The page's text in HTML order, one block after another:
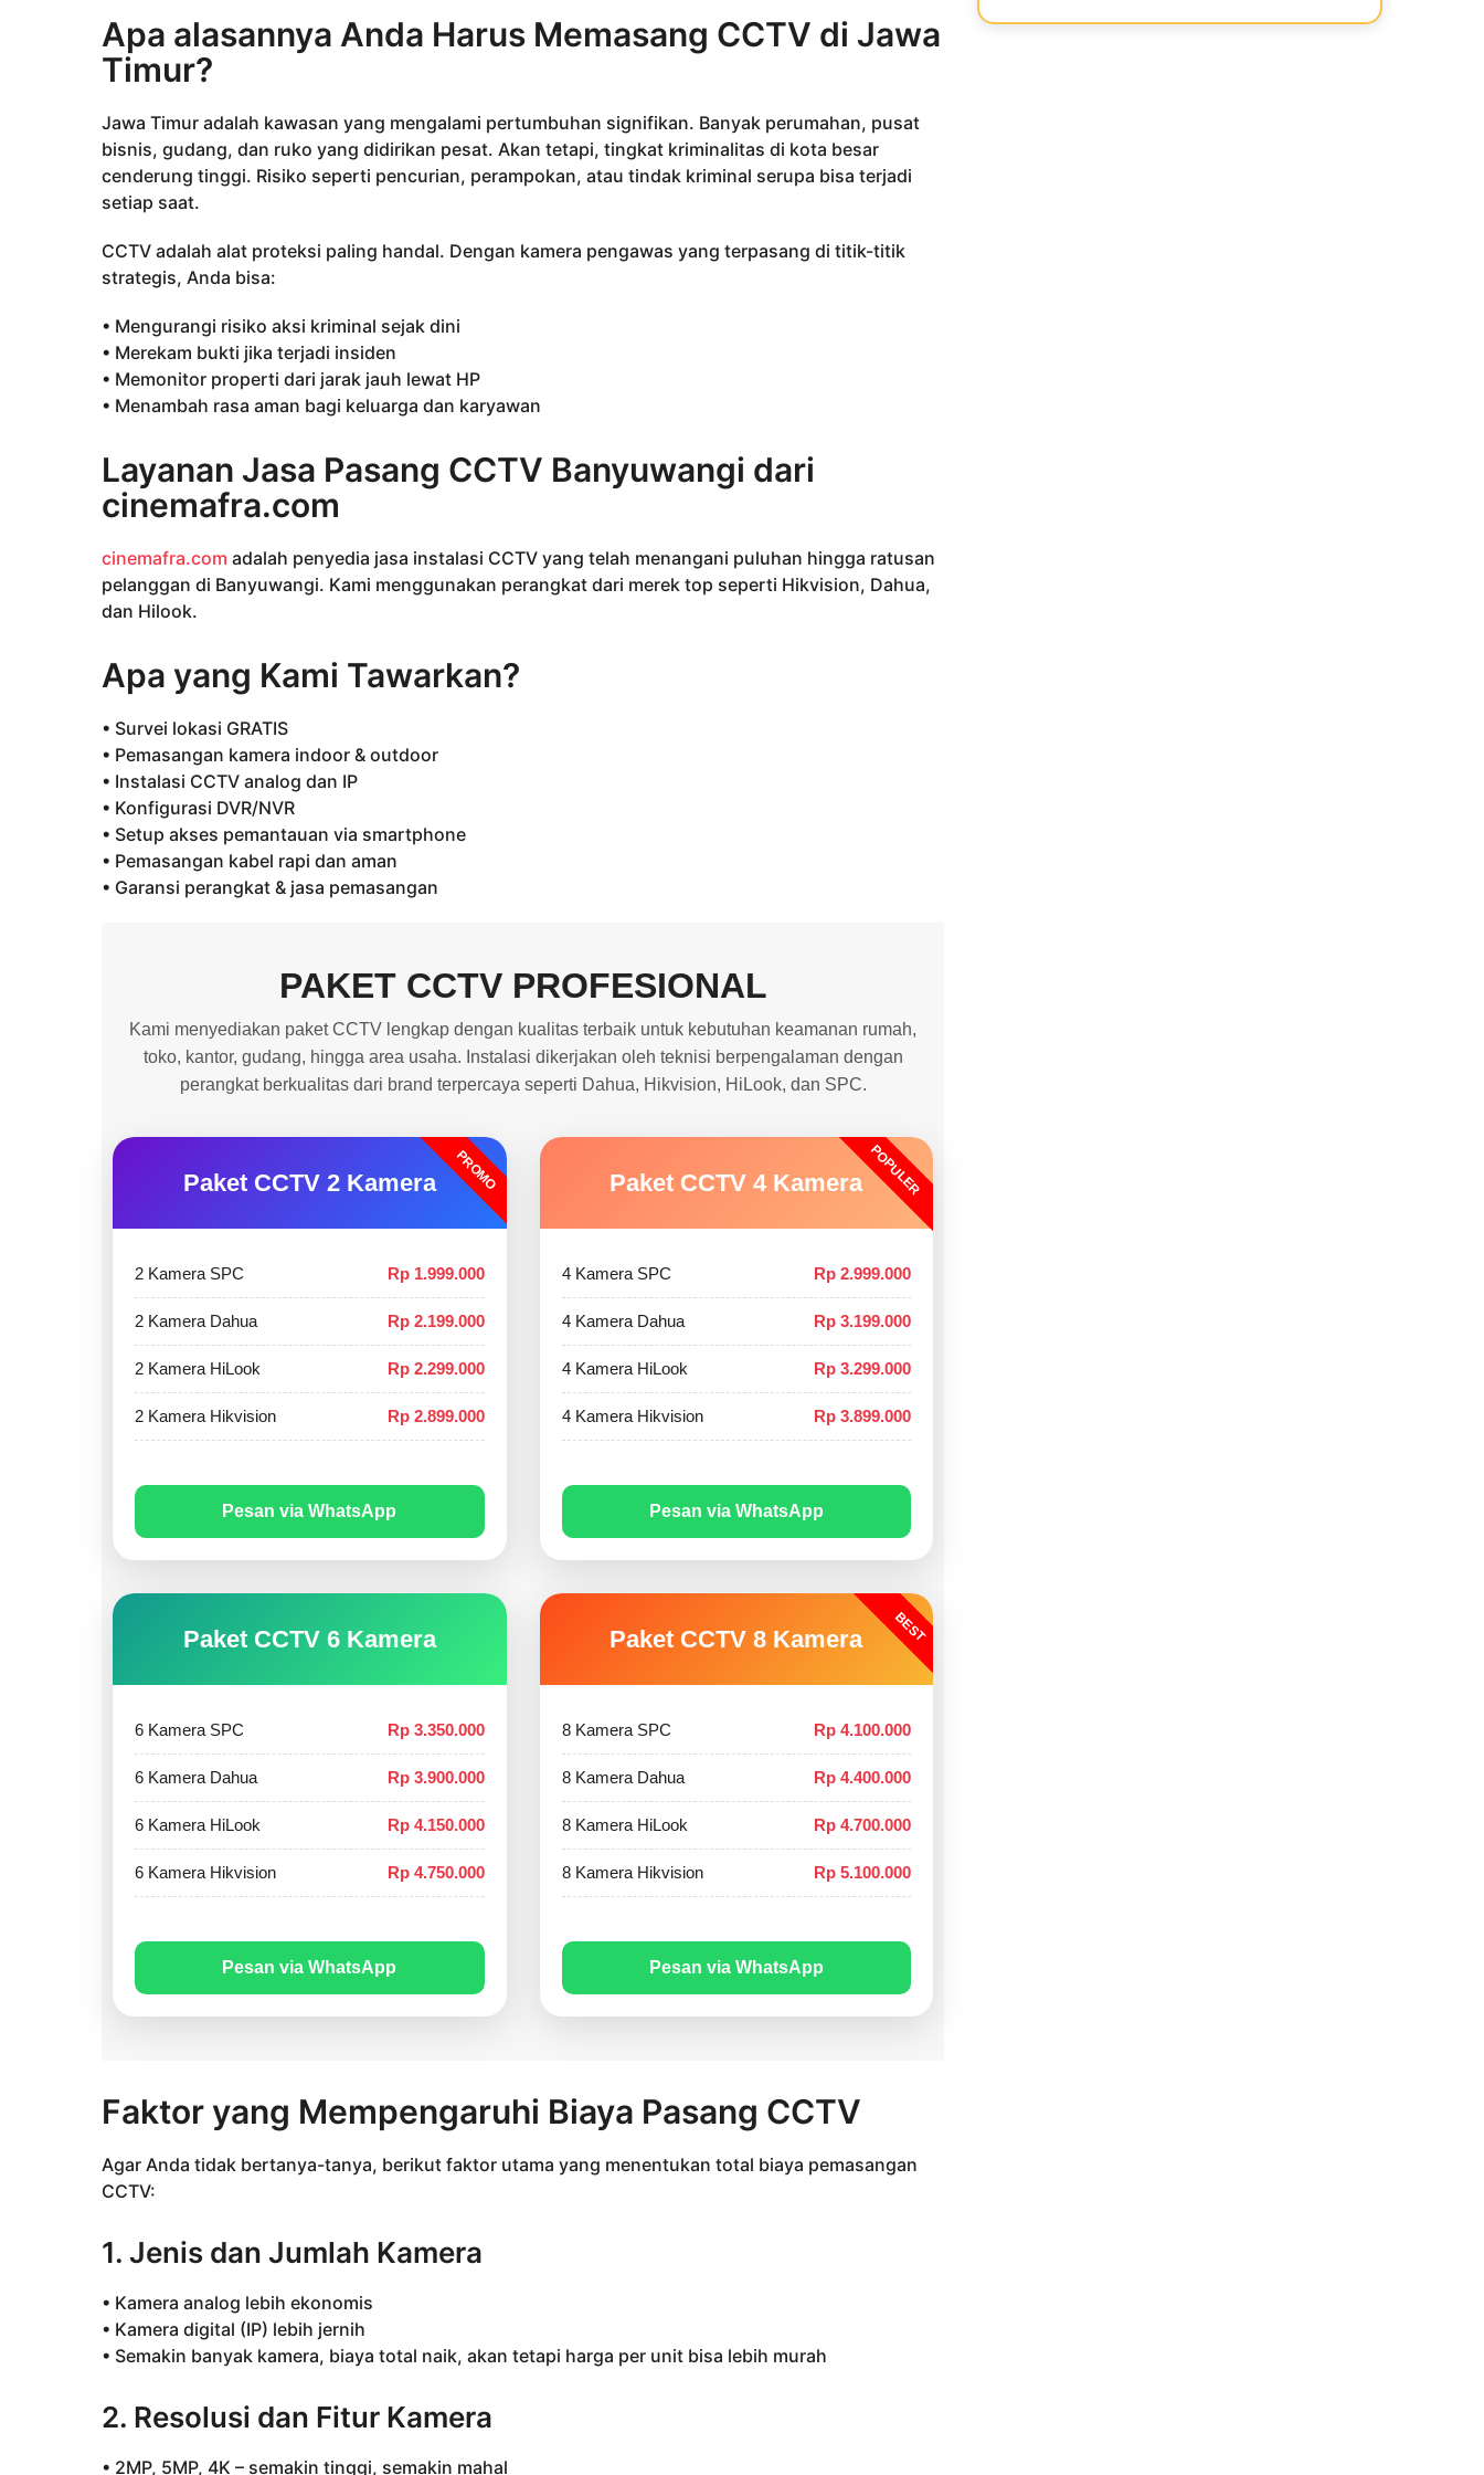
Apa alasannya Anda Harus Memasang CCTV di Jawa
Timur?
Jawa Timur adalah kawasan yang mengalami pertumbuhan signifikan. Banyak perumahan, pusat
bisnis, gudang, dan ruko yang didirikan pesat. Akan tetapi, tingkat kriminalitas di kota besar
cenderung tinggi. Risiko seperti pencurian, perampokan, atau tindak kriminal serupa bisa terjadi
setiap saat.
CCTV adalah alat proteksi paling handal. Dengan kamera pengawas yang terpasang di titik-titik
strategis, Anda bisa:
• Mengurangi risiko aksi kriminal sejak dini
• Merekam bukti jika terjadi insiden
• Memonitor properti dari jarak jauh lewat HP
• Menambah rasa aman bagi keluarga dan karyawan
Layanan Jasa Pasang CCTV Banyuwangi dari
cinemafra.com
cinemafra.com adalah penyedia jasa instalasi CCTV yang telah menangani puluhan hingga ratusan
pelanggan di Banyuwangi. Kami menggunakan perangkat dari merek top seperti Hikvision, Dahua,
dan Hilook.
Apa yang Kami Tawarkan?
• Survei lokasi GRATIS
• Pemasangan kamera indoor & outdoor
• Instalasi CCTV analog dan IP
• Konfigurasi DVR/NVR
• Setup akses pemantauan via smartphone
• Pemasangan kabel rapi dan aman
• Garansi perangkat & jasa pemasangan
PAKET CCTV PROFESIONAL
Kami menyediakan paket CCTV lengkap dengan kualitas terbaik untuk kebutuhan keamanan rumah,
toko, kantor, gudang, hingga area usaha. Instalasi dikerjakan oleh teknisi berpengalaman dengan
perangkat berkualitas dari brand terpercaya seperti Dahua, Hikvision, HiLook, dan SPC.
PROMO
Paket CCTV 2 Kamera
2 Kamera SPC Rp 1.999.000
2 Kamera Dahua Rp 2.199.000
2 Kamera HiLook Rp 2.299.000
2 Kamera Hikvision Rp 2.899.000
Pesan via WhatsApp
POPULER
Paket CCTV 4 Kamera
4 Kamera SPC Rp 2.999.000
4 Kamera Dahua Rp 3.199.000
4 Kamera HiLook Rp 3.299.000
4 Kamera Hikvision Rp 3.899.000
Pesan via WhatsApp
Paket CCTV 6 Kamera
6 Kamera SPC Rp 3.350.000
6 Kamera Dahua Rp 3.900.000
6 Kamera HiLook Rp 4.150.000
6 Kamera Hikvision Rp 4.750.000
Pesan via WhatsApp
BEST
Paket CCTV 8 Kamera
8 Kamera SPC Rp 4.100.000
8 Kamera Dahua Rp 4.400.000
8 Kamera HiLook Rp 4.700.000
8 Kamera Hikvision Rp 5.100.000
Pesan via WhatsApp
Faktor yang Mempengaruhi Biaya Pasang CCTV
Agar Anda tidak bertanya-tanya, berikut faktor utama yang menentukan total biaya pemasangan
CCTV:
1. Jenis dan Jumlah Kamera
• Kamera analog lebih ekonomis
• Kamera digital (IP) lebih jernih
• Semakin banyak kamera, biaya total naik, akan tetapi harga per unit bisa lebih murah
2. Resolusi dan Fitur Kamera
• 2MP, 5MP, 4K – semakin tinggi, semakin mahal